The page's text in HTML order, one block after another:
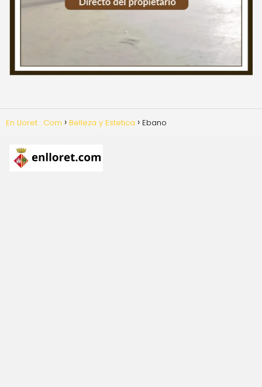
En Lloret . Com Belleza y Estetica Ebano